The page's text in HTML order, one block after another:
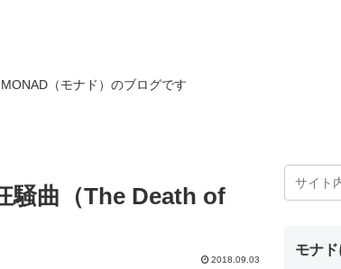
（モナド）のブログです
騒曲（The Death of
2018.09.03
モナ